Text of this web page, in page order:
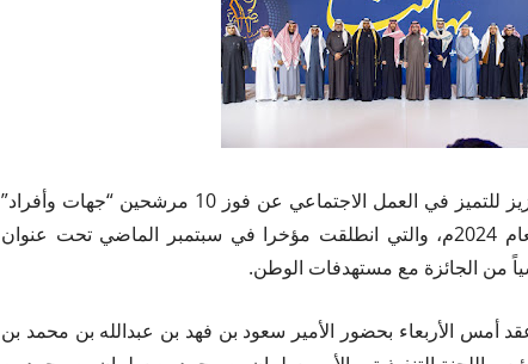
أعلنت جائزة الأميرة صيتة بنت عبدالعزيز للتميز في العمل الاجتماعي عن فوز 10 مرشحين “جهات وأفراد”
في الدورة الثانية عشر من الجائزة لعام 2024م، والتي انطلقت مؤخرا في سبتمبر الماضي تحت عنوان
من الجائزة مع مستهدفات الوطن.
أمس الأربعاء بحضور الأمير سعود بن فهد بن عبدالله بن محمد بن